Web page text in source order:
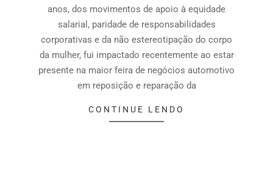
anos, dos movimentos de apoio à equidade
salarial, paridade de responsabilidades
corporativas e da não estereotipação do corpo
da mulher, fui impactado recentemente ao estar
presente na maior feira de negócios automotivo
em reposição e reparação da
CONTINUE LENDO